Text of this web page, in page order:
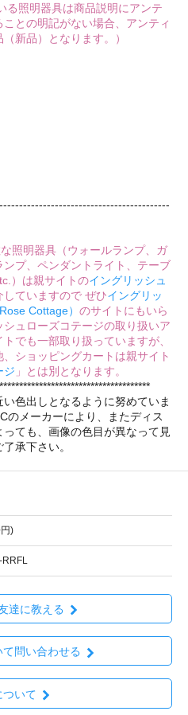
る照明器具は商品説明にアンテ
との明記がない場合、アンティ
新品）となります。）
照明器具（ウォールランプ、ガ
プ、ペンダントライト、テーブ
）は親サイトのイングリッシュ
していますので ぜひイングリッ
Cottage） のサイトにもいら
ュローズコテージの取り扱いア
でも一部取り扱っていますが、
ショッピングカートは親サイト
ジ 」とは別となります。
色出しとなるように努めていま
のメーカーにより、またディス
ても、画像の色目が異なって見
承下さい。
)
達に教える
問い合わせる
ついて